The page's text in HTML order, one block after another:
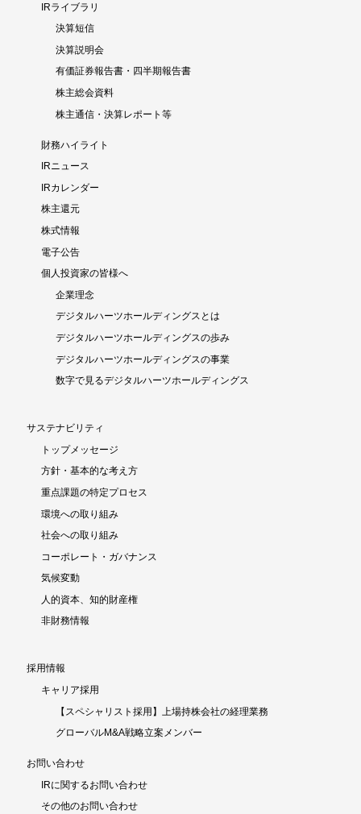
IRライブラリ
決算短信
決算説明会
有価証券報告書・四半期報告書
株主総会資料
株主通信・決算レポート等
財務ハイライト
IRニュース
IRカレンダー
株主還元
株式情報
電子公告
個人投資家の皆様へ
企業理念
デジタルハーツホールディングスとは
デジタルハーツホールディングスの歩み
デジタルハーツホールディングスの事業
数字で見るデジタルハーツホールディングス
サステナビリティ
トップメッセージ
方針・基本的な考え方
重点課題の特定プロセス
環境への取り組み
社会への取り組み
コーポレート・ガバナンス
気候変動
人的資本、知的財産権
非財務情報
採用情報
キャリア採用
【スペシャリスト採用】上場持株会社の経理業務
グローバルM&A戦略立案メンバー
お問い合わせ
IRに関するお問い合わせ
その他のお問い合わせ